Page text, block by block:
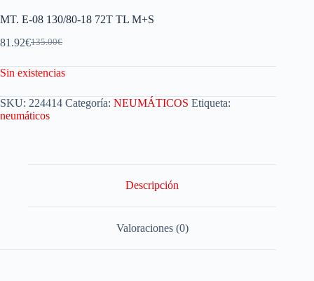
MT. E-08 130/80-18 72T TL M+S
135.00€
81.92€
Sin existencias
SKU: 224414 Categoría: NEUMÁTICOS Etiqueta:
neumáticos
Descripción
Valoraciones (0)